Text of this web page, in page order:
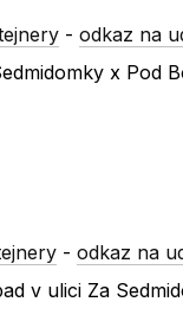
-odkaz na
x Pod
-odkaz na
v ulici Za